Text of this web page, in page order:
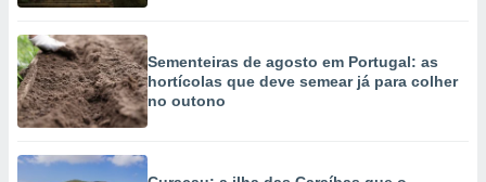
Sementeiras de agosto em Portugal: as
hortícolas que deve semear já para colher
no outono